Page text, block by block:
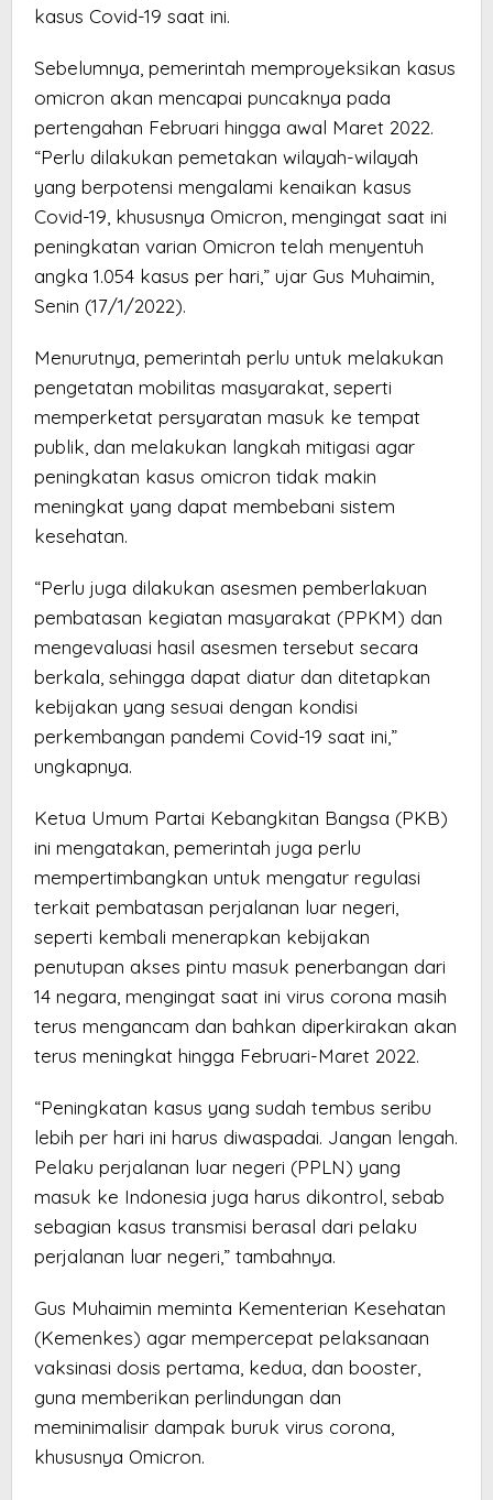
kasus Covid-19 saat ini.
Sebelumnya, pemerintah memproyeksikan kasus
omicron akan mencapai puncaknya pada
pertengahan Februari hingga awal Maret 2022.
“Perlu dilakukan pemetakan wilayah-wilayah
yang berpotensi mengalami kenaikan kasus
Covid-19, khususnya Omicron, mengingat saat ini
peningkatan varian Omicron telah menyentuh
angka 1.054 kasus per hari,” ujar Gus Muhaimin,
Senin (17/1/2022).
Menurutnya, pemerintah perlu untuk melakukan
pengetatan mobilitas masyarakat, seperti
memperketat persyaratan masuk ke tempat
publik, dan melakukan langkah mitigasi agar
peningkatan kasus omicron tidak makin
meningkat yang dapat membebani sistem
kesehatan.
“Perlu juga dilakukan asesmen pemberlakuan
pembatasan kegiatan masyarakat (PPKM) dan
mengevaluasi hasil asesmen tersebut secara
berkala, sehingga dapat diatur dan ditetapkan
kebijakan yang sesuai dengan kondisi
perkembangan pandemi Covid-19 saat ini,”
ungkapnya.
Ketua Umum Partai Kebangkitan Bangsa (PKB)
ini mengatakan, pemerintah juga perlu
mempertimbangkan untuk mengatur regulasi
terkait pembatasan perjalanan luar negeri,
seperti kembali menerapkan kebijakan
penutupan akses pintu masuk penerbangan dari
14 negara, mengingat saat ini virus corona masih
terus mengancam dan bahkan diperkirakan akan
terus meningkat hingga Februari-Maret 2022.
“Peningkatan kasus yang sudah tembus seribu
lebih per hari ini harus diwaspadai. Jangan lengah.
Pelaku perjalanan luar negeri (PPLN) yang
masuk ke Indonesia juga harus dikontrol, sebab
sebagian kasus transmisi berasal dari pelaku
perjalanan luar negeri,” tambahnya.
Gus Muhaimin meminta Kementerian Kesehatan
(Kemenkes) agar mempercepat pelaksanaan
vaksinasi dosis pertama, kedua, dan booster,
guna memberikan perlindungan dan
meminimalisir dampak buruk virus corona,
khususnya Omicron.